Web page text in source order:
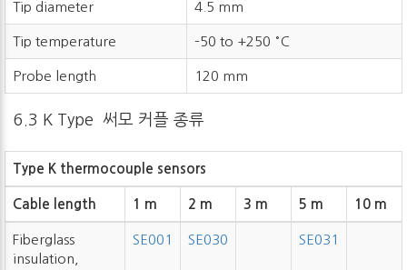
Tip diameter 4.5 mm
Tip temperature –50 to +250 °C
Probe length 120 mm
6.3 K Type 써모 커플 종류
Type K thermocouple sensors
Cable length 1 m 2 m 3 m 5 m 10 m
Fiberglass
insulation,
SE001 SE030 SE031